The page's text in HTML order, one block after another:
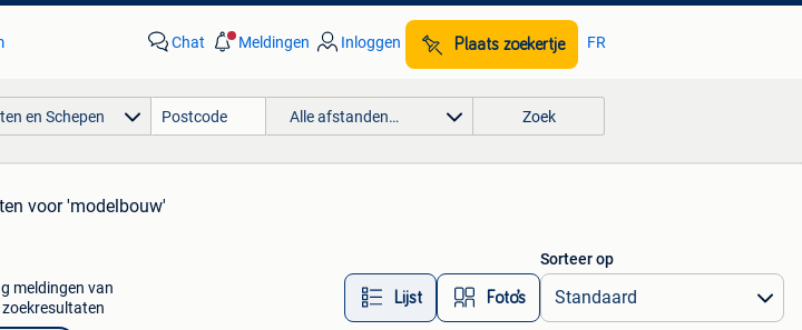
Chat Meldingen Inloggen Plaats zoekertje FR
en Schepen Alle afstanden… Zoek
voor 'modelbouw'
meldingen van
zoekresultaten
Lijst Foto’s
Sorteer op